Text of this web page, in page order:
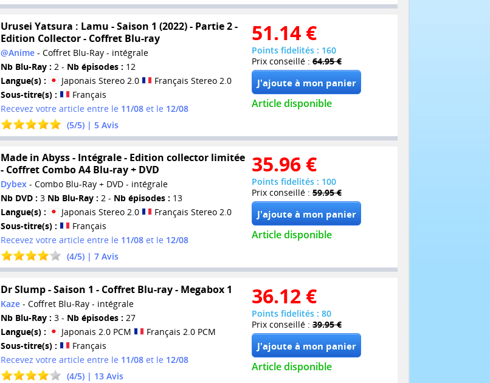
Urusei Yatsura : Lamu - Saison 1 (2022) - Partie 2 -
Edition Collector - Coffret Blu-ray
@Anime- Coffret Blu-Ray - intégrale
Nb Blu-Ray : 2 - Nb épisodes : 12
Langue(s) :
Japonais Stereo 2.0
Français Stereo 2.0
Sous-titre(s) :
Français
Recevez votre article entre le 11/08et le 12/08
(5/5) | 5Avis
51.14 €
Points fidelités : 160
Prix conseillé : 64.95 €
Article disponible
Made in Abyss - Intégrale - Edition collector limitée
- Coffret Combo A4 Blu-ray + DVD
Dybex- Combo Blu-Ray + DVD - intégrale
Nb DVD : 3 Nb Blu-Ray : 2 - Nb épisodes : 13
Langue(s) :
Japonais Stereo 2.0
Français Stereo 2.0
Sous-titre(s) :
Français
Recevez votre article entre le 11/08et le 12/08
(4/5) | 7Avis
35.96 €
Points fidelités : 100
Prix conseillé : 59.95 €
Article disponible
Dr Slump - Saison 1 - Coffret Blu-ray - Megabox 1
Kaze- Coffret Blu-Ray - intégrale
Nb Blu-Ray : 3 - Nb épisodes : 27
Langue(s) :
Japonais 2.0 PCM
Français 2.0 PCM
Sous-titre(s) :
Français
Recevez votre article entre le 11/08et le 12/08
(4/5) | 13Avis
36.12 €
Points fidelités : 80
Prix conseillé : 39.95 €
Article disponible